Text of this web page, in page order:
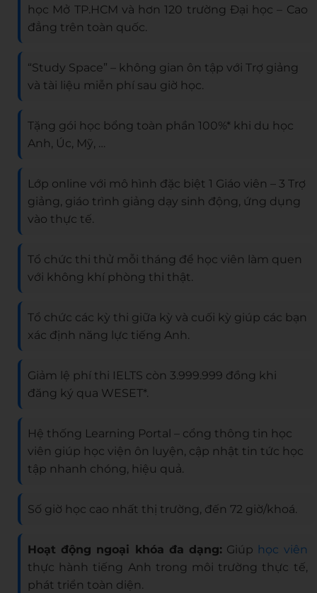
học Mở TP.HCM và hơn 120 trường Đại học – Cao
đẳng trên toàn quốc.
“Study Space” – không gian ôn tập với Trợ giảng
và tài liệu miễn phí sau giờ học.
Tặng gói học bổng toàn phần 100%* khi du học
Anh, Úc, Mỹ, …
Lớp online với mô hình đặc biệt 1 Giáo viên – 3 Trợ
giảng, giáo trình giảng dạy sinh động, ứng dụng
vào thực tế.
Tổ chức thi thử mỗi tháng để học viên làm quen
với không khí phòng thi thật.
Tổ chức các kỳ thi giữa kỳ và cuối kỳ giúp các bạn
xác định năng lực tiếng Anh.
Giảm lệ phí thi IELTS còn 3.999.999 đồng khi
đăng ký qua WESET*.
Hệ thống Learning Portal – cổng thông tin học
viên giúp học viện ôn luyện, cập nhật tin tức học
tập nhanh chóng, hiệu quả.
Số giờ học cao nhất thị trường, đến 72 giờ/khoá.
Hoạt động ngoại khóa đa dạng: Giúp học viên
thực hành tiếng Anh trong môi trường thực tế,
phát triển toàn diện.